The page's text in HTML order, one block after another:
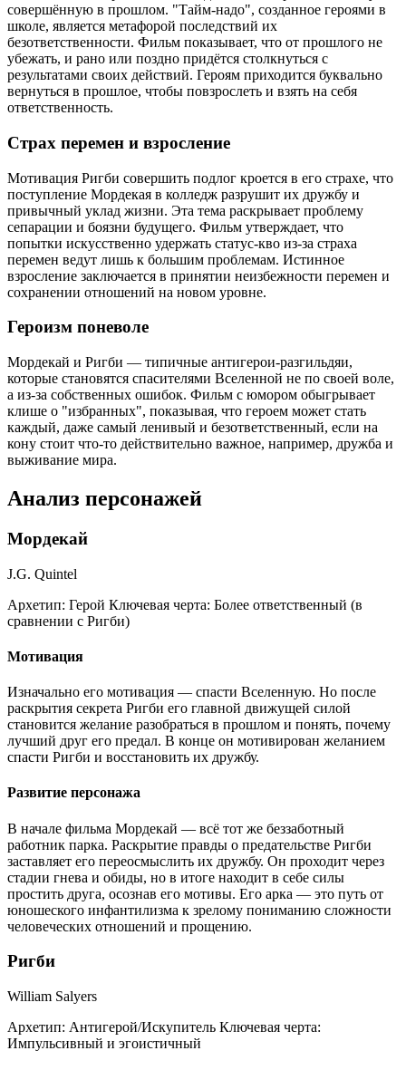
совершённую в прошлом. "Тайм-надо", созданное героями в
школе, является метафорой последствий их
безответственности. Фильм показывает, что от прошлого не
убежать, и рано или поздно придётся столкнуться с
результатами своих действий. Героям приходится буквально
вернуться в прошлое, чтобы повзрослеть и взять на себя
ответственность.
Страх перемен и взросление
Мотивация Ригби совершить подлог кроется в его страхе, что
поступление Мордекая в колледж разрушит их дружбу и
привычный уклад жизни. Эта тема раскрывает проблему
сепарации и боязни будущего. Фильм утверждает, что
попытки искусственно удержать статус-кво из-за страха
перемен ведут лишь к большим проблемам. Истинное
взросление заключается в принятии неизбежности перемен и
сохранении отношений на новом уровне.
Героизм поневоле
Мордекай и Ригби — типичные антигерои-разгильдяи,
которые становятся спасителями Вселенной не по своей воле,
а из-за собственных ошибок. Фильм с юмором обыгрывает
клише о "избранных", показывая, что героем может стать
каждый, даже самый ленивый и безответственный, если на
кону стоит что-то действительно важное, например, дружба и
выживание мира.
Анализ персонажей
Мордекай
J.G. Quintel
Архетип: Герой Ключевая черта: Более ответственный (в
сравнении с Ригби)
Мотивация
Изначально его мотивация — спасти Вселенную. Но после
раскрытия секрета Ригби его главной движущей силой
становится желание разобраться в прошлом и понять, почему
лучший друг его предал. В конце он мотивирован желанием
спасти Ригби и восстановить их дружбу.
Развитие персонажа
В начале фильма Мордекай — всё тот же беззаботный
работник парка. Раскрытие правды о предательстве Ригби
заставляет его переосмыслить их дружбу. Он проходит через
стадии гнева и обиды, но в итоге находит в себе силы
простить друга, осознав его мотивы. Его арка — это путь от
юношеского инфантилизма к зрелому пониманию сложности
человеческих отношений и прощению.
Ригби
William Salyers
Архетип: Антигерой/Искупитель Ключевая черта:
Импульсивный и эгоистичный